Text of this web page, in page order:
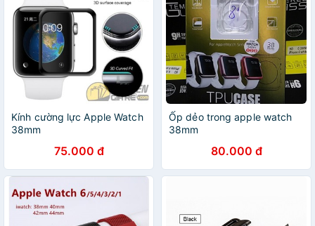
Kính cường lực Apple Watch
38mm
75.000 đ
Ốp dẻo trong apple watch
38mm
80.000 đ